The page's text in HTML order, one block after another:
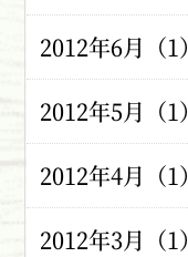
2012年6月（1）
2012年5月（1）
2012年4月（1）
2012年3月（1）